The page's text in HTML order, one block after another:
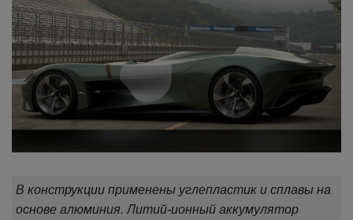
В конструкции применены углепластик и сплавы на
основе алюминия. Литий-ионный аккумулятор